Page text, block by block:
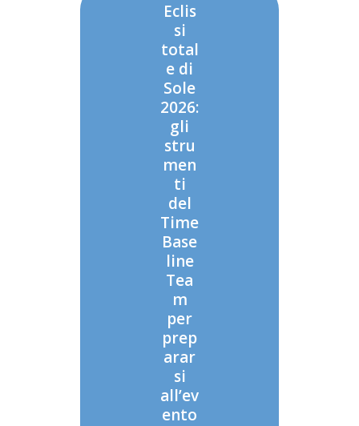
Eclis
si
total
e di
Sole
2026:
gli
stru
men
ti
del
Time
Base
line
Tea
m
per
prep
arar
si
all’ev
ento